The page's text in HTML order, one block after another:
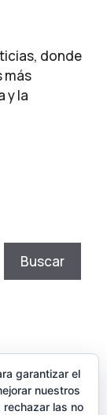
donde
más
y la
Buscar
garantizar el
nuestros
las no